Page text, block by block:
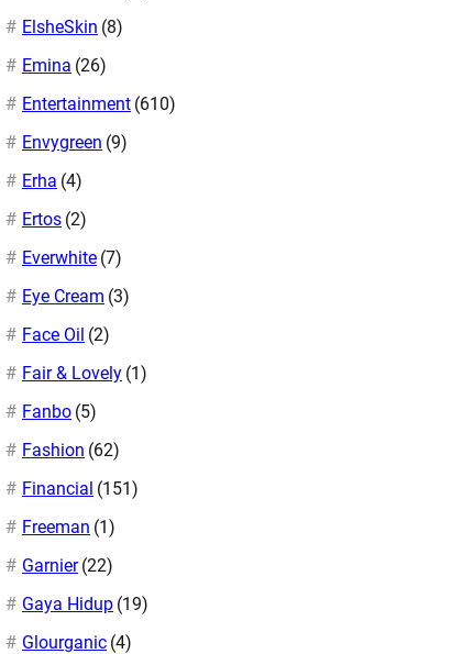
ElsheSkin (8)
Emina (26)
Entertainment (610)
Envygreen (9)
Erha (4)
Ertos (2)
Everwhite (7)
Eye Cream (3)
Face Oil (2)
Fair & Lovely (1)
Fanbo (5)
Fashion (62)
Financial (151)
Freeman (1)
Garnier (22)
Gaya Hidup (19)
Glourganic (4)